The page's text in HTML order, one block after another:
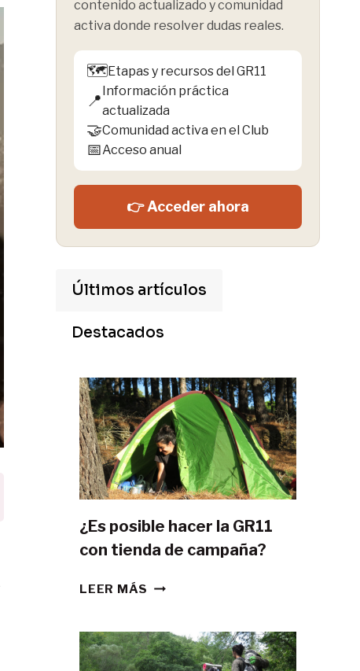
contenido actualizado y comunidad
activa donde resolver dudas reales.
🗺️Etapas y recursos del GR11
📍
Información práctica
actualizada
🤝Comunidad activa en el Club
📅Acceso anual
👉 Acceder ahora
Últimos artículos
Destacados
¿Es posible hacer la GR11
con tienda de campaña?
LEER MÁS ¿ES
LA
GR11